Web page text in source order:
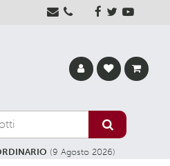
(9 Agosto 2026)